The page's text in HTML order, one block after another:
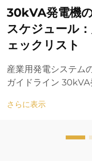
30kVA発電機
スケジュール
ェックリスト
産業用発電システム
ガイドライン
めの体系的なアプロ
って重要なバックア
さらに表示